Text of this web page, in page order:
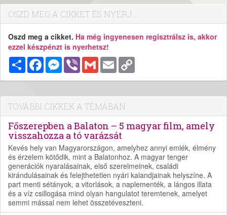
OSZD MEG A CIKKET ÉS NYERJ...
Oszd meg a cikket. Ha még ingyenesen regisztrálsz is, akkor
ezzel készpénzt is nyerhetsz!
MegosztásFacebookMessenger
Viber Gmail Email
TOVÁBBI CIKKEK A TÉMÁBAN
Főszerepben a Balaton – 5 magyar film, amely
visszahozza a tó varázsát
Kevés hely van Magyarországon, amelyhez annyi emlék, élmény
és érzelem kötődik, mint a Balatonhoz. A magyar tenger
generációk nyaralásainak, első szerelmeinek, családi
kirándulásainak és felejthetetlen nyári kalandjainak helyszíne. A
part menti sétányok, a vitorlások, a naplementék, a lángos illata
és a víz csillogása mind olyan hangulatot teremtenek, amelyet
semmi mással nem lehet összetéveszteni.